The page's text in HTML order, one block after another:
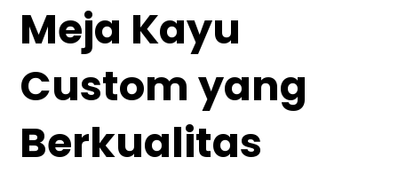
Meja Kayu
Custom yang
Berkualitas